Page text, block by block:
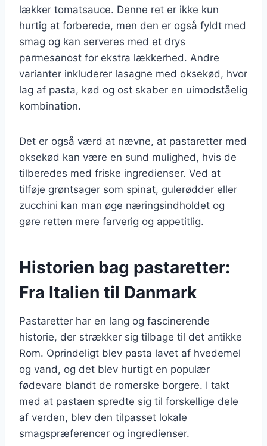
lækker tomatsauce. Denne ret er ikke kun
hurtig at forberede, men den er også fyldt med
smag og kan serveres med et drys
parmesanost for ekstra lækkerhed. Andre
varianter inkluderer lasagne med oksekød, hvor
lag af pasta, kød og ost skaber en uimodståelig
kombination.
Det er også værd at nævne, at pastaretter med
oksekød kan være en sund mulighed, hvis de
tilberedes med friske ingredienser. Ved at
tilføje grøntsager som spinat, gulerødder eller
zucchini kan man øge næringsindholdet og
gøre retten mere farverig og appetitlig.
Historien bag pastaretter:
Fra Italien til Danmark
Pastaretter har en lang og fascinerende
historie, der strækker sig tilbage til det antikke
Rom. Oprindeligt blev pasta lavet af hvedemel
og vand, og det blev hurtigt en populær
fødevare blandt de romerske borgere. I takt
med at pastaen spredte sig til forskellige dele
af verden, blev den tilpasset lokale
smagspræferencer og ingredienser.